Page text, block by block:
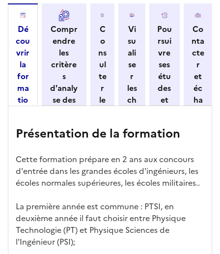
Dé
cou
vrir
la
for
ma
tio
ses
act
éris
tiq
Compr
endre
les
critère
s
d'analy
se des
par
ssemen
t
C
o
ns
ul
te
r
le
o
ali
té
s
e
c
a
Vi
su
ali
se
r
les
ch
s
ac
cè
s à
fo
rm
ati
Pou
rsui
vre
ses
étu
des
et
re
dé
bo
uch
Co
nta
cte
r
et
éc
ha
l'ét
abl
iss
Présentation de la formation
Cette formation prépare en 2 ans aux concours
d'entrée dans les grandes écoles d'ingénieurs, les
écoles normales supérieures, les écoles militaires..
La première année est commune : PTSI, en
deuxième année il faut choisir entre Physique
Technologie (PT) et Physique Sciences de
l'Ingénieur (PSI);